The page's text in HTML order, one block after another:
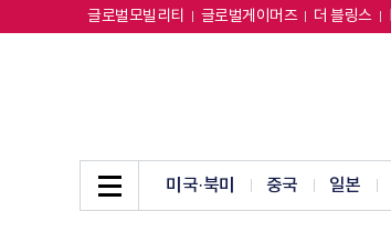
글로벌모빌리티 글로벌게이머즈 더 블링스
미국·북미 중국 일본